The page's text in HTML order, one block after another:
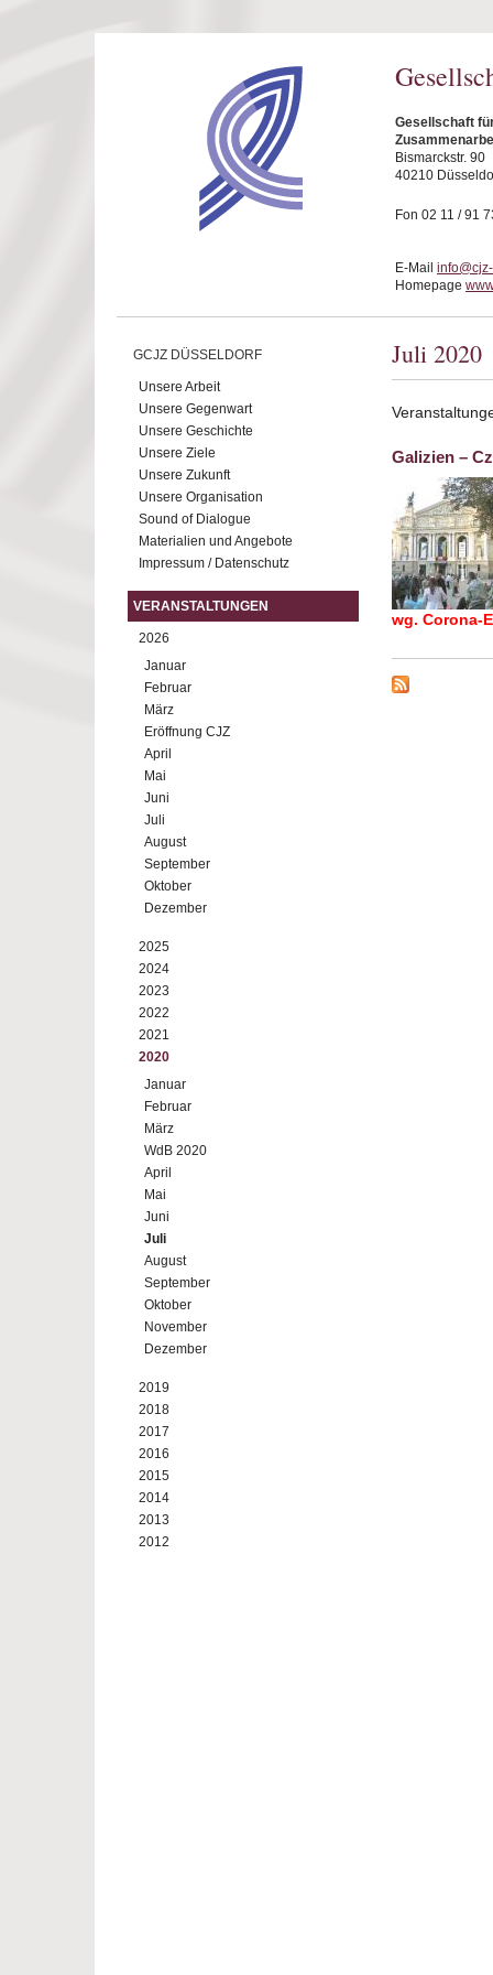
Gesellschaft
Bismarckstr. 90
40210
Fon 02 11 / 91
E-Mail
Homepage
GCJZ DÜSSELDORF
Unsere Arbeit
Unsere Gegenwart
Unsere Geschichte
Unsere Ziele
Unsere Zukunft
Unsere Organisation
Sound of Dialogue
Materialien und Angebote
Impressum / Datenschutz
VERANSTALTUNGEN
2026
Januar
Februar
März
Eröffnung CJZ
April
Mai
Juni
Juli
August
September
Oktober
Dezember
2025
2024
2023
2022
2021
2020
Januar
Februar
März
WdB 2020
April
Mai
Juni
Juli
August
September
Oktober
November
Dezember
2019
2018
2017
2016
2015
2014
2013
2012
Juli 2020
Galizien –
wg. Corona-